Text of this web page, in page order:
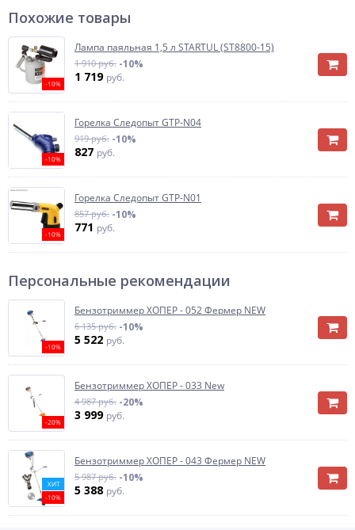
Похожие товары
-10%
Лампа паяльная 1,5 л STARTUL (ST8800-15)
1 910 руб. -10%
1 719 руб.
-10%
Горелка Следопыт GTP-N04
919 руб. -10%
827 руб.
-10%
Горелка Следопыт GTP-N01
857 руб. -10%
771 руб.
Персональные рекомендации
-10%
Бензотриммер ХОПЕР - 052 Фермер NEW
6 135 руб. -10%
5 522 руб.
-20%
Бензотриммер ХОПЕР - 033 New
4 987 руб. -20%
3 999 руб.
ХИТ
-10%
Бензотриммер ХОПЕР - 043 Фермер NEW
5 987 руб. -10%
5 388 руб.